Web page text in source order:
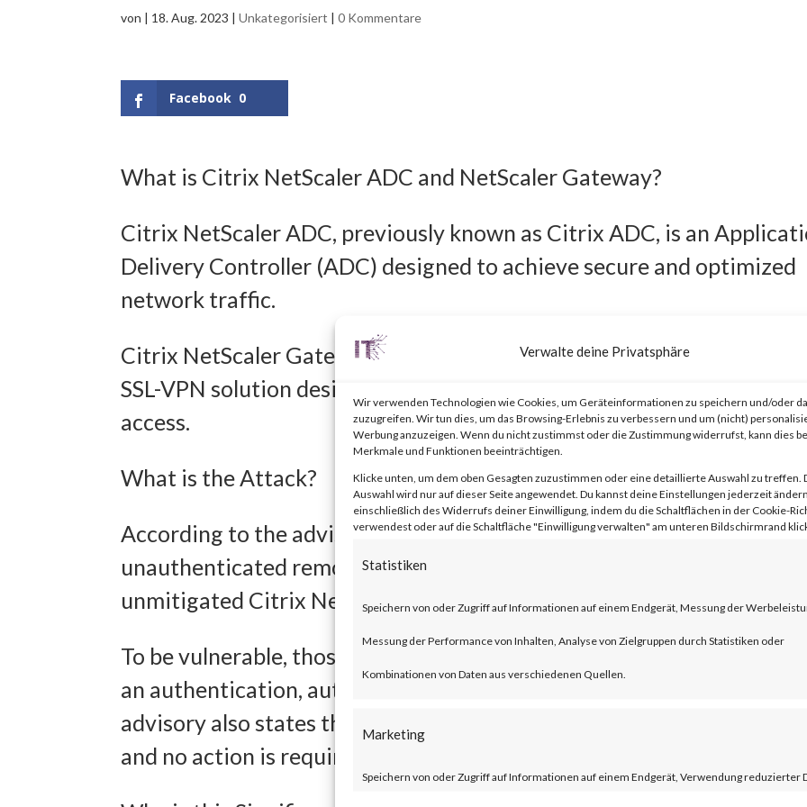
Verwalte deine Privatsphäre
Wir verwenden Technologien wie Cookies, um Geräteinformationen zu speichern und/oder
zuzugreifen. Wir tun dies, um das Browsing-Erlebnis zu verbessern und um (nicht)
Werbung anzuzeigen. Wenn du nicht zustimmst oder die Zustimmung widerrufst, kann dies
Merkmale und Funktionen beeinträchtigen.
Klicke unten, um dem oben Gesagten zuzustimmen oder eine detaillierte Auswahl zu treffen.
Auswahl wird nur auf dieser Seite angewendet. Du kannst deine Einstellungen jederzeit ändern,
einschließlich des Widerrufs deiner Einwilligung, indem du die Schaltflächen in der Cookie-
verwendest oder auf die Schaltfläche "Einwilligung verwalten" am unteren Bildschirmrand
Statistiken
Speichern von oder Zugriff auf Informationen auf einem Endgerät, Messung der
Messung der Performance von Inhalten, Analyse von Zielgruppen durch Statistiken oder
Kombinationen von Daten aus verschiedenen Quellen.
Marketing
Speichern von oder Zugriff auf Informationen auf einem Endgerät, Verwendung reduzierter
von | 18. Aug. 2023 |Unkategorisiert |0 Kommentare
Facebook 0
What is Citrix NetScaler ADC and NetScaler Gateway?
Citrix NetScaler ADC, previously known as Citrix ADC, is an
Delivery Controller (ADC) designed to achieve secure and optimized
network traffic.
Citrix NetScaler Gateway, previously known as Citrix Gateway, is an
SSL-VPN solution designed to provide secure and optimized remote
access.
What is the Attack?
According to the advisory published by Citrix, CVE-2023-3519 is an
unauthenticated remote code execution vulnerability that affects the
unmitigated Citrix NetScaler ADC and NetScaler Gateway products.
To be vulnerable, those products must be configured as a gateway or
an authentication, authorization and auditing (AAA) virtual server.
advisory also states that Citrix managed servers are already mitigated
and no action is required.